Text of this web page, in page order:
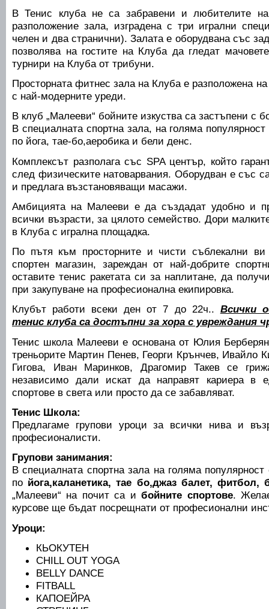
В Тенис клуба не са забравени и любителите
разположение зала, изградена с три игрални
челен и два странични). Залата е оборудвана със
позволява на гостите на Клуба да гледат
турнири на Клуба от трибуни.
Просторната фитнес зала на Клуба е разположена
с най-модерните уреди.
В клуб „Малееви“ бойните изкуства са застъпени с
В специалната спортна зала, на голяма
по йога, тае-бо,аеробика и бели денс.
Комплексът разполага със SPA център, който
след физическите натоварвания. Оборудван е със
и предлага възстановяващи масажи.
Амбицията на Малееви е да създадат удобно и
всички възрасти, за цялото семейство. Дори
в Клуба с игрална площадка.
По пътя към просторните и чисти съблекални ви
спортен магазин, зареждан от най-добрите
оставите тенис ракетата си за наплитане, да
при закупуване на професионална екипировка.
Клубът работи всеки ден от 7 до 22ч.. Всички
тенис клуба са достъпни за хора с увреждания
Тенис школа Малееви e основана от Юлия
треньорите Мартин Пенев, Георги Крънчев, Ивайло
Гигова, Иван Маринков, Драгомир Такев се
независимо дали искат да направят кариера в
спортове в света или просто да се забавляват.
Тенис Школа:
Предлагаме групови уроци за всички нива и
професионалисти.
Групови занимания:
В специалната спортна зала на голяма
по йога,каланетика, тае бо,джаз балет, фитбол,
„Малееви“ на почит са ибойните спортове.
курсове ще бъдат посрещнати от професионални
Уроци:
КЬОКУТЕН
CHILL OUT YOGA
BELLY DANCE
FITBALL
КАПОЕЙРА